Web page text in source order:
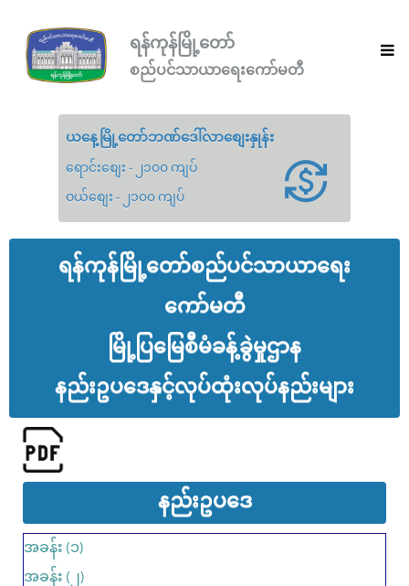
ရန်ကုန်မြို့တော်
စည်ပင်သာယာရေးကော်မတီ
ယနေ့မြို့တော်ဘဏ်ဒေါ်လာစျေးနှုန်း
ရောင်းစျေး - ၂၁၀၀ ကျပ်
ဝယ်စျေး - ၂၁၀၀ ကျပ်
ရန်ကုန်မြို့တော်စည်ပင်သာယာရေး
ကော်မတီ
မြို့ပြမြေစီမံခန့်ခွဲမှုဌာန
နည်းဥပဒေနှင့်လုပ်ထုံးလုပ်နည်းများ
နည်းဥပ​ဒေ
အခန်း (၁)
အခန်း (၂)